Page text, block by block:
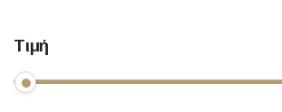
Τιμή